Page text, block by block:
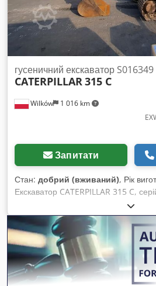
Wilków 1 016 km
гусеничний екскаватор S016349
CATERPILLAR315 C
Запитати
Стан: добрий (вживаний), Рік
Екскаватор CATERPILLAR 315 C,
CAT0315CTANF00406